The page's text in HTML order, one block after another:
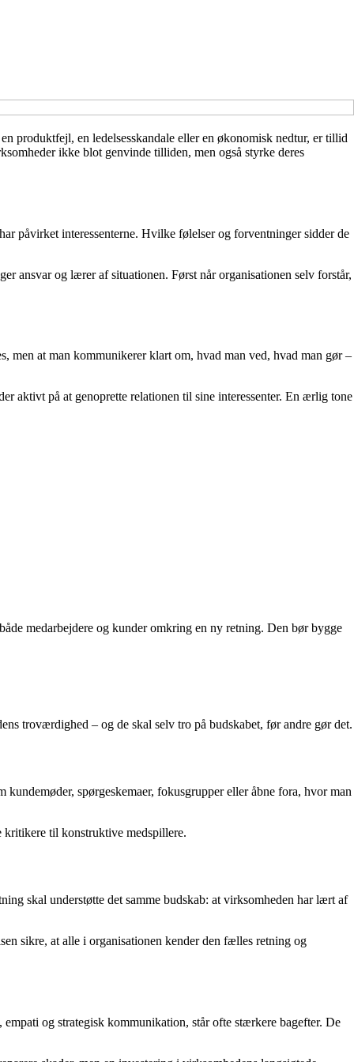
produktfejl, en ledelsesskandale eller en økonomisk nedtur, er tillid
ikke blot genvinde tilliden, men også styrke deres
påvirket interessenterne. Hvilke følelser og forventninger sidder de
ansvar og lærer af situationen. Først når organisationen selv forstår,
men at man kommunikerer klart om, hvad man ved, hvad man gør –
aktivt på at genoprette relationen til sine interessenter. En ærlig tone
medarbejdere og kunder omkring en ny retning. Den bør bygge
troværdighed – og de skal selv tro på budskabet, før andre gør det.
spørgeskemaer, fokusgrupper eller åbne fora, hvor man
kritikere til konstruktive medspillere.
skal understøtte det samme budskab: at virksomheden har lært af
sikre, at alle i organisationen kender den fælles retning og
og strategisk kommunikation, står ofte stærkere bagefter. De